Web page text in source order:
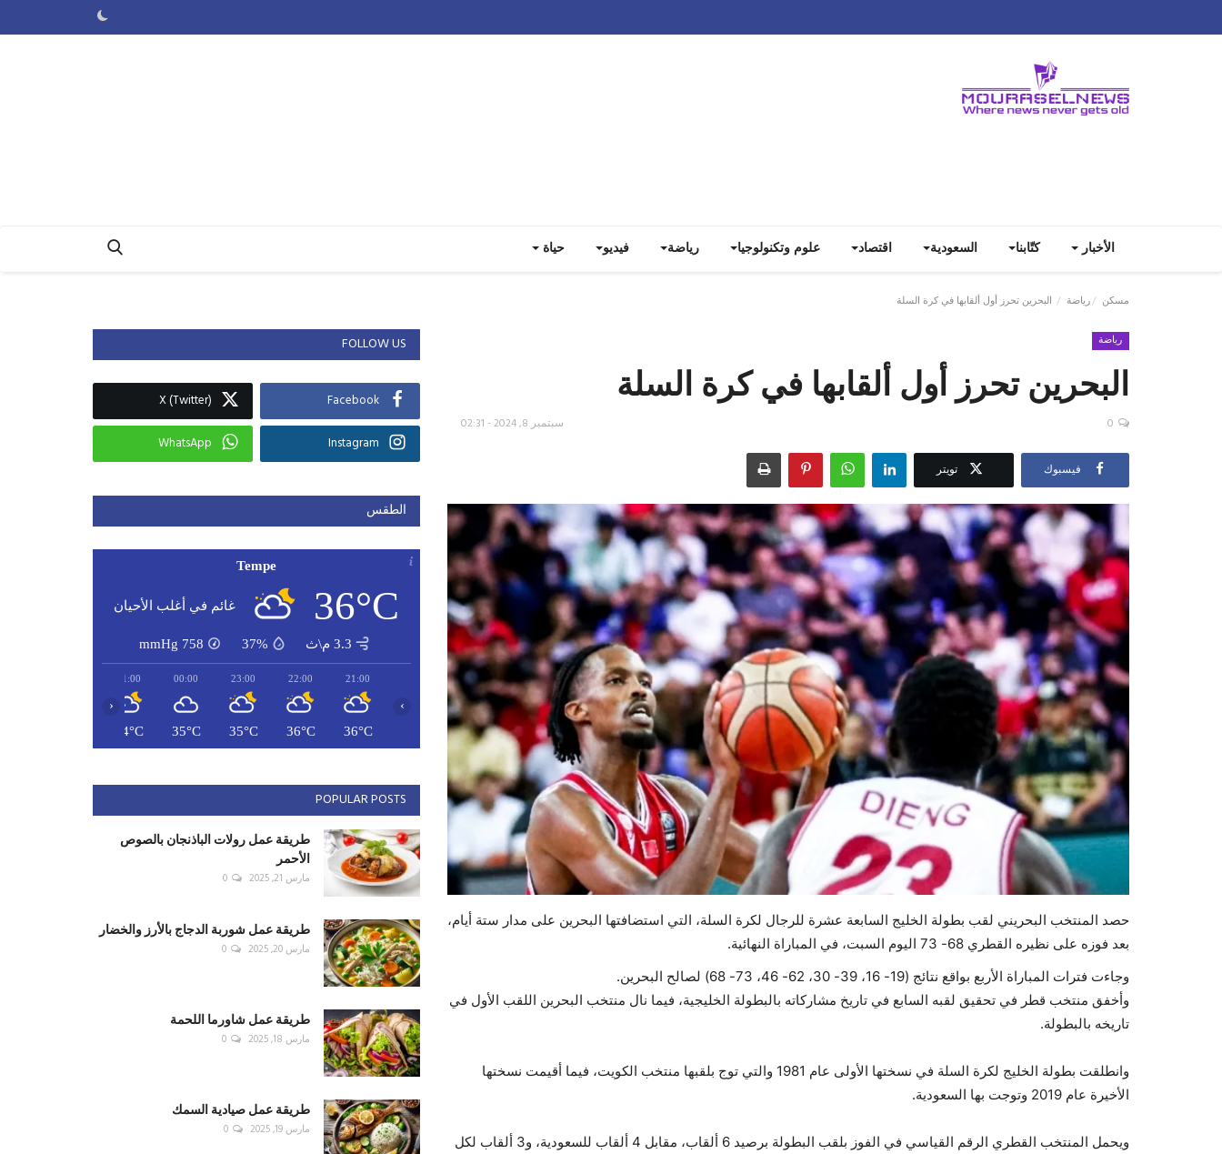
الأخبار كتّابنا السعودية اقتصاد علوم وتكنولوجيا رياضة فيديو حياة
مسكن رياضة البحرين تحرز أول ألقابها في كرة السلة
رياضة
البحرين تحرز أول ألقابها في كرة السلة
سبتمبر 8, 2024 - 02:31 0
فيسبوك تويتر
حصد المنتخب البحريني لقب بطولة الخليج السابعة عشرة للرجال لكرة السلة، التي استضافتها البحرين على مدار ستة أيام،
بعد فوزه على نظيره القطري 68- 73 اليوم السبت، في المباراة النهائية.
وجاءت فترات المباراة الأربع بواقع نتائج (19- 16، 39- 30، 62- 46، 73- 68) لصالح البحرين.
وأخفق منتخب قطر في تحقيق لقبه السابع في تاريخ مشاركاته بالبطولة الخليجية، فيما نال منتخب البحرين اللقب الأول في
تاريخه بالبطولة.
وانطلقت بطولة الخليج لكرة السلة في نسختها الأولى عام 1981 والتي توج بلقبها منتخب الكويت، فيما أقيمت نسختها
الأخيرة عام 2019 وتوجت بها السعودية.
ويحمل المنتخب القطري الرقم القياسي في الفوز بلقب البطولة برصيد 6 ألقاب، مقابل 4 ألقاب للسعودية، و3 ألقاب لكل
FOLLOW US
Facebook
X (Twitter)
Instagram
WhatsApp
الطقس
Tempe
36°C غائم في أغلب الأحيان
3.3 م\ث 37%
758
mmHg
21:00
36°C
22:00
36°C
23:00
35°C
00:00
35°C
01:00
34°C
‹ ›
POPULAR POSTS
طريقة عمل رولات الباذنجان بالصوص
الأحمر
مارس 21, 2025 0
طريقة عمل شوربة الدجاج بالأرز والخضار
مارس 20, 2025 0
طريقة عمل شاورما اللحمة
مارس 18, 2025 0
طريقة عمل صيادية السمك
مارس 19, 2025 0